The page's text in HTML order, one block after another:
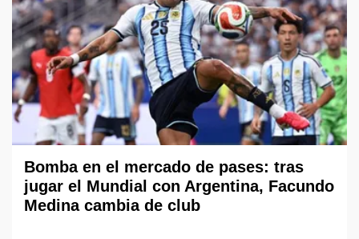
Bomba en el mercado de pases: tras
jugar el Mundial con Argentina, Facundo
Medina cambia de club